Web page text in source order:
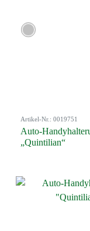
Artikel-Nr.: 0019751
Auto-
„Quintilian“